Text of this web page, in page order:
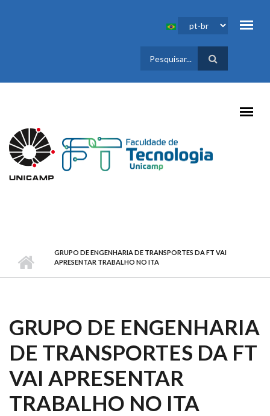
FORMULÁRIO
DE BUSCA
GRUPO DE ENGENHARIA DE TRANSPORTES DA FT VAI
APRESENTAR TRABALHO NO ITA
GRUPO DE ENGENHARIA
DE TRANSPORTES DA FT
VAI APRESENTAR
TRABALHO NO ITA